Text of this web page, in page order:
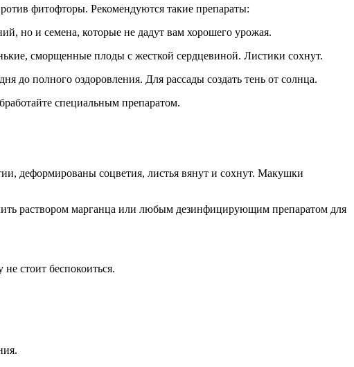
фитофторы. Рекомендуются такие препараты:
но и семена, которые не дадут вам хорошего урожая.
сморщенные плоды с жесткой сердцевиной. Листики сохнут.
полного оздоровления. Для рассады создать тень от солнца.
специальным препаратом.
деформированы соцветия, листья вянут и сохнут. Макушки
раствором марганца или любым дезинфицирующим препаратом для
стоит беспокоиться.